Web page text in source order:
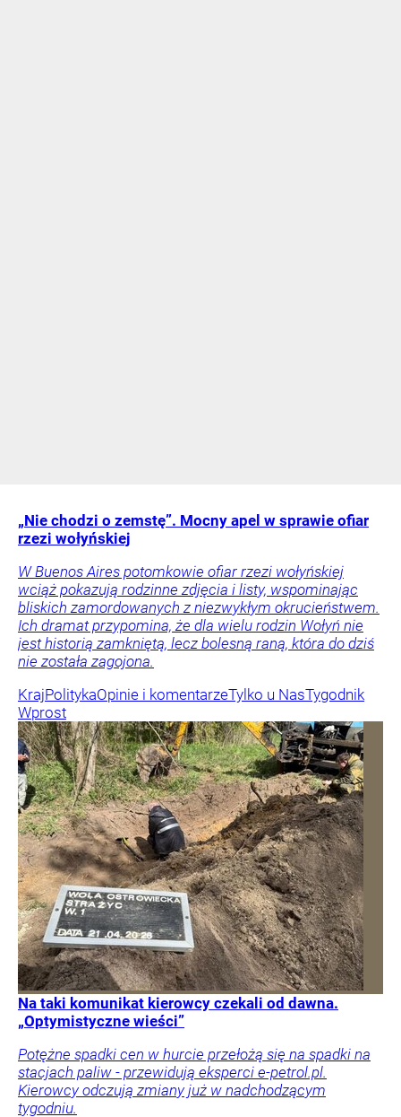
„Nie chodzi o zemstę”. Mocny apel w sprawie ofiar
rzezi wołyńskiej
W Buenos Aires potomkowie ofiar rzezi wołyńskiej
wciąż pokazują rodzinne zdjęcia i listy, wspominając
bliskich zamordowanych z niezwykłym okrucieństwem.
Ich dramat przypomina, że dla wielu rodzin Wołyń nie
jest historią zamkniętą, lecz bolesną raną, która do dziś
nie została zagojona.
KrajPolitykaOpinie i komentarzeTylko u NasTygodnik
Wprost
Na taki komunikat kierowcy czekali od dawna.
„Optymistyczne wieści”
Potężne spadki cen w hurcie przełożą się na spadki na
stacjach paliw - przewidują eksperci e-petrol.pl.
Kierowcy odczują zmiany już w nadchodzącym
tygodniu.